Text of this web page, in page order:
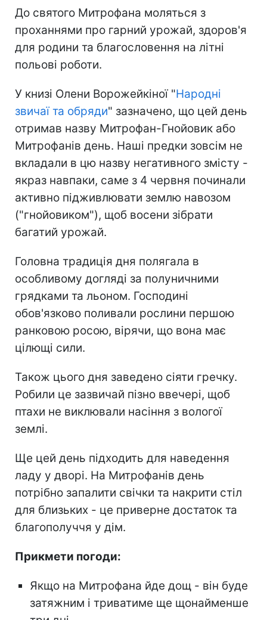
До святого Митрофана моляться з
проханнями про гарний урожай, здоров'я
для родини та благословення на літні
польові роботи.
У книзі Олени Ворожейкіної "Народні
звичаї та обряди" зазначено, що цей день
отримав назву Митрофан-Гнойовик або
Митрофанів день. Наші предки зовсім не
вкладали в цю назву негативного змісту -
якраз навпаки, саме з 4 червня починали
активно підживлювати землю навозом
("гнойовиком"), щоб восени зібрати
багатий урожай.
Головна традиція дня полягала в
особливому догляді за полуничними
грядками та льоном. Господині
обов'язково поливали рослини першою
ранковою росою, вірячи, що вона має
цілющі сили.
Також цього дня заведено сіяти гречку.
Робили це зазвичай пізно ввечері, щоб
птахи не виклювали насіння з вологої
землі.
Ще цей день підходить для наведення
ладу у дворі. На Митрофанів день
потрібно запалити свічки та накрити стіл
для близьких - це приверне достаток та
благополуччя у дім.
Прикмети погоди:
Якщо на Митрофана йде дощ - він буде
затяжним і триватиме ще щонайменше